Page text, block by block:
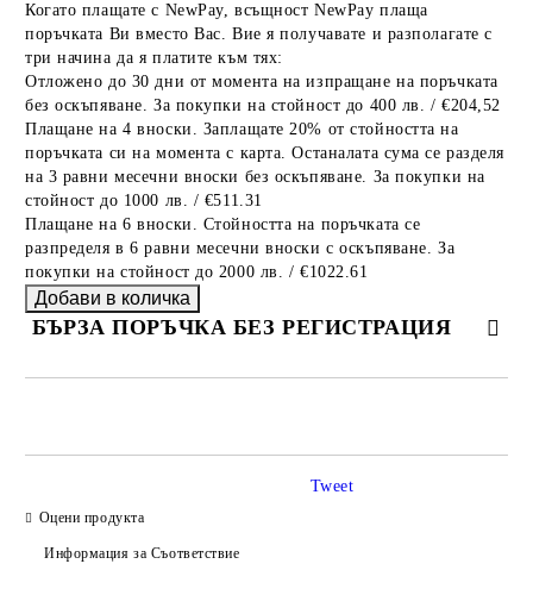
Когато плащате с NewPay, всъщност NewPay плаща
поръчката Ви вместо Вас. Вие я получавате и разполагате с
три начина да я платите към тях:
Отложено до 30 дни от момента на изпращане на поръчката
без оскъпяване. За покупки на стойност до 400 лв. / €204,52
Плащане на 4 вноски. Заплащате 20% от стойността на
поръчката си на момента с карта. Останалата сума се разделя
на 3 равни месечни вноски без оскъпяване. За покупки на
стойност до 1000 лв. / €511.31
Плащане на 6 вноски. Стойността на поръчката се
разпределя в 6 равни месечни вноски с оскъпяване. За
покупки на стойност до 2000 лв. / €1022.61
БЪРЗА ПОРЪЧКА БЕЗ РЕГИСТРАЦИЯ
Ние ще се свържем с вас в рамките на работния ден.
Оцени продукта
Информация за Съответствие
Tweet